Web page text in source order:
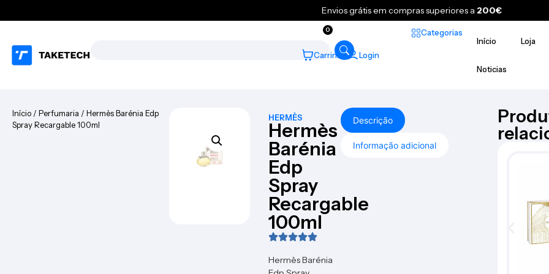
Envios grátis em compras superiores a 200€
0
Carrinho Login
Categorias
Início
Loja
Noticias
Início / Perfumaria / Hermès Barénia Edp
Spray Recargable 100ml
HERMÈS
Hermès
Barénia
Edp
Spray
Recargable
100ml
Hermès Barénia
Descrição
Informação adicional